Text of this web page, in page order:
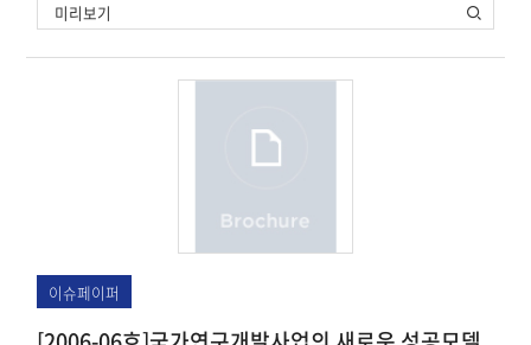
미리보기
이슈페이퍼